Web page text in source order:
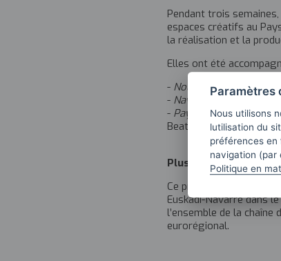
Pendant trois
espaces créatifs au
la réalisation et la
Elles ont été
- Nouvelle-Aquitaine:
- Navarre
: Amaia
- Pays basque :
Beatriz Iso Soto
Plus d’informations
Ce programme fait partie
Euskadi-Navarre dans
l’ensemble de la
eurorégional.
Paramètres
Nous utilisons
lutilisation du
préférences
navigation (par
Politique en